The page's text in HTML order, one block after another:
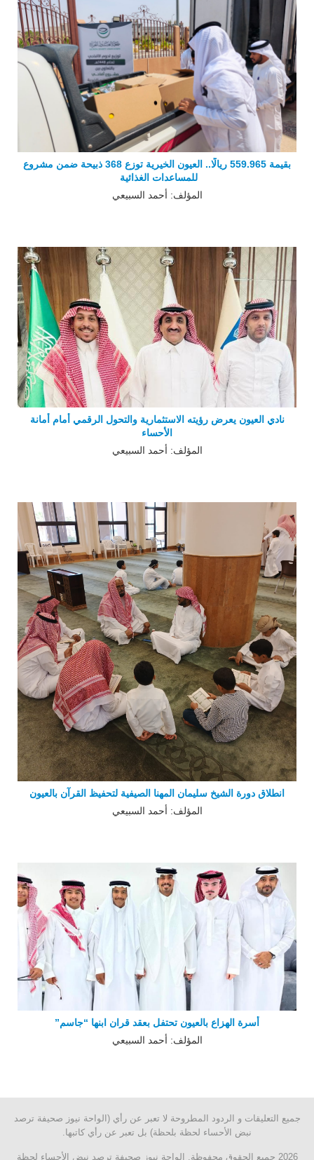
بقيمة 559.965 ريالًا.. العيون الخيرية توزع 368 ذبيحة ضمن مشروع
للمساعدات الغذائية
المؤلف: أحمد السبيعي
نادي العيون يعرض رؤيته الاستثمارية والتحول الرقمي أمام أمانة
الأحساء
المؤلف: أحمد السبيعي
انطلاق دورة الشيخ سليمان المهنا الصيفية لتحفيظ القرآن بالعيون
المؤلف: أحمد السبيعي
أسرة الهزاع بالعيون تحتفل بعقد قران ابنها “جاسم”
المؤلف: أحمد السبيعي
جميع التعليقات و الردود المطروحة لا تعبر عن رأي (الواحة نيوز صحيفة ترصد
نبض الأحساء لحظة بلحظة) بل تعبر عن رأي كاتبها.
2026 جميع الحقوق محفوظة, الواحة نيوز صحيفة ترصد نبض الأحساء لحظة